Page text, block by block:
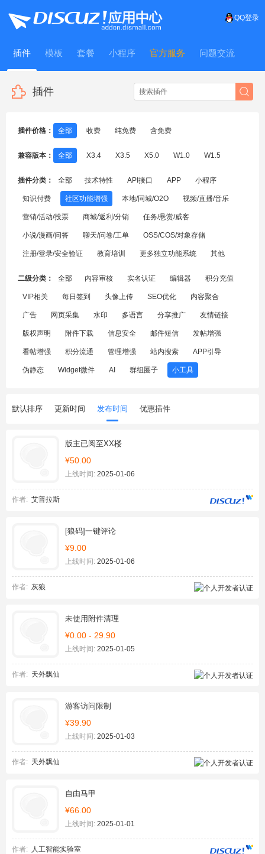
QQ登录
插件 模板 套餐 小程序 官方服务 问题交流
WitFrame
插件
插件价格： 全部 收费 纯免费 含免费
兼容版本： 全部 X3.4 X3.5 X5.0 W1.0 W1.5
插件分类： 全部 技术特性 API接口 APP 小程序
知识付费 社区功能增强 本地/同城/O2O 视频/直播/音乐
营销/活动/投票 商城/返利/分销 任务/悬赏/威客
小说/漫画/问答 聊天/问卷/工单 OSS/COS/对象存储
注册/登录/安全验证 教育培训 更多独立功能系统 其他
二级分类： 全部 内容审核 实名认证 编辑器 积分充值
VIP相关 每日签到 头像上传 SEO优化 内容聚合
广告 网页采集 水印 多语言 分享推广 友情链接
版权声明 附件下载 信息安全 邮件短信 发帖增强
看帖增强 积分流通 管理增强 站内搜索 APP引导
伪静态 Widget微件 AI 群组圈子 小工具
默认排序 更新时间 发布时间 优惠插件
版主已阅至XX楼
¥50.00
上线时间: 2025-01-06
作者: 艾普拉斯
[狼码]一键评论
¥9.00
上线时间: 2025-01-06
作者: 灰狼
未使用附件清理
¥0.00 - 29.90
上线时间: 2025-01-05
作者: 天外飘仙
游客访问限制
¥39.90
上线时间: 2025-01-03
作者: 天外飘仙
自由马甲
¥66.00
上线时间: 2025-01-01
作者: 人工智能实验室